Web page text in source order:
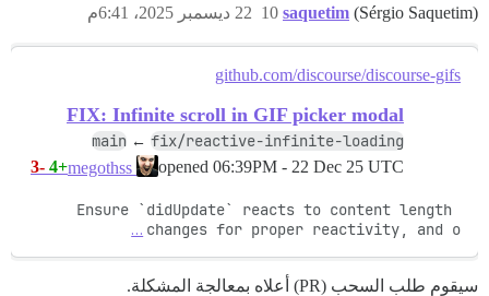
saquetim (Sérgio Saquetim) 22 ديسمبر 2025، 6:41م 10
github.com/discourse/discourse-gifs
FIX: Infinite scroll in GIF picker modal
main ← fix/reactive-infinite-loading
opened 06:39PM - 22 Dec 25 UTC
+4
-3
Ensure `didUpdate` reacts to content length
changes for proper reactivity, and o
…
سيقوم طلب السحب (PR) أعلاه بمعالجة المشكلة.